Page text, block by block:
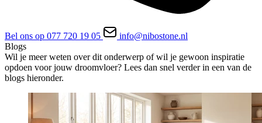
Bel ons op 077 720 19 05
info@nibostone.nl
Blogs
Wil je meer weten over dit onderwerp of wil je gewoon inspiratie
opdoen voor jouw droomvloer? Lees dan snel verder in een van de
blogs hieronder.